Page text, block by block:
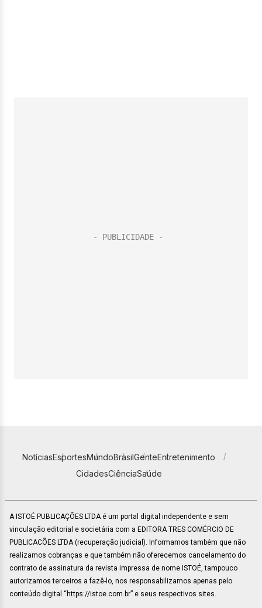
NotíciasEsportesMundoBrasilGenteEntretenimento
CidadesCiênciaSaúde
A ISTOÉ PUBLICAÇÕES LTDA é um portal digital independente e sem
vinculação editorial e societária com a EDITORA TRES COMÉRCIO DE
PUBLICACÕES LTDA (recuperação judicial). Informamos também que não
realizamos cobranças e que também não oferecemos cancelamento do
contrato de assinatura da revista impressa de nome ISTOÉ, tampouco
autorizamos terceiros a fazê-lo, nos responsabilizamos apenas pelo
conteúdo digital “https://istoe.com.br” e seus respectivos sites.